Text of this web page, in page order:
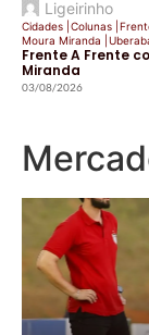
Ligeirinho
Cidades Colunas
Moura Miranda
Frente A Frente
Miranda
03/08/2026